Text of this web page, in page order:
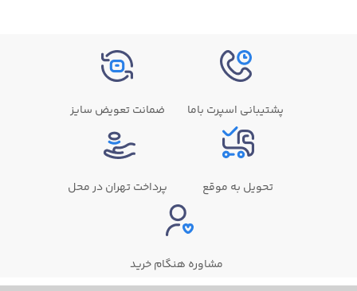
پشتیبانی اسپرت باما ضمانت تعویض سایز
تحویل به موقع پرداخت تهران در محل
مشاوره هنگام خرید